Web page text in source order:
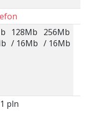
128Mb
/ 16Mb
256Mb
/ 16Mb
pln